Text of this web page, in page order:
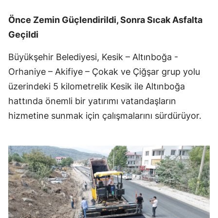
Önce Zemin Güçlendirildi, Sonra Sıcak Asfalta
Geçildi
Büyükşehir Belediyesi, Kesik – Altınboğa -
Orhaniye – Akifiye – Çokak ve Çiğşar grup yolu
üzerindeki 5 kilometrelik Kesik ile Altınboğa
hattında önemli bir yatırımı vatandaşların
hizmetine sunmak için çalışmalarını sürdürüyor.